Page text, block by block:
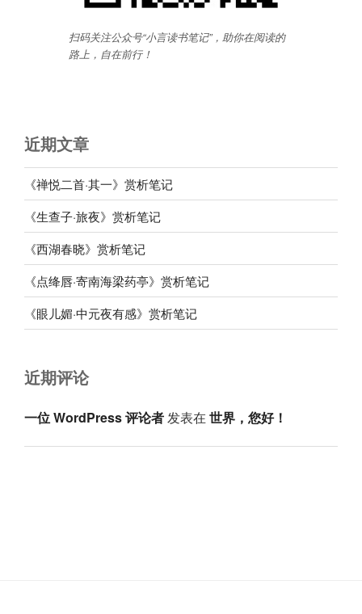
扫码关注公众号“小言读书笔记”，助你在阅读的
路上，自在前行！
近期文章
《禅悦二首·其一》赏析笔记
《生查子·旅夜》赏析笔记
《西湖春晓》赏析笔记
《点绛唇·寄南海梁药亭》赏析笔记
《眼儿媚·中元夜有感》赏析笔记
近期评论
一位 WordPress 评论者发表在 世界，您好！